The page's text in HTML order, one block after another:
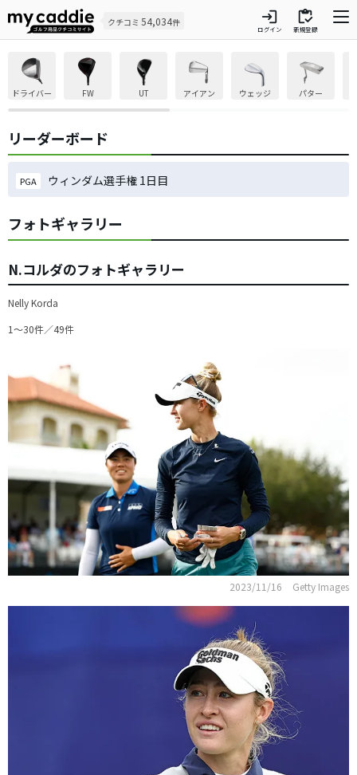
クチコミ 54,034件 login
ログイン
inventory
新規登録
ドライバー FW UT アイアン ウェッジ パター
リーダーボード
PGA ウィンダム選手権 1日目
フォトギャラリー
N.コルダのフォトギャラリー
Nelly Korda
1〜30件／49件
2023/11/16 Getty Images